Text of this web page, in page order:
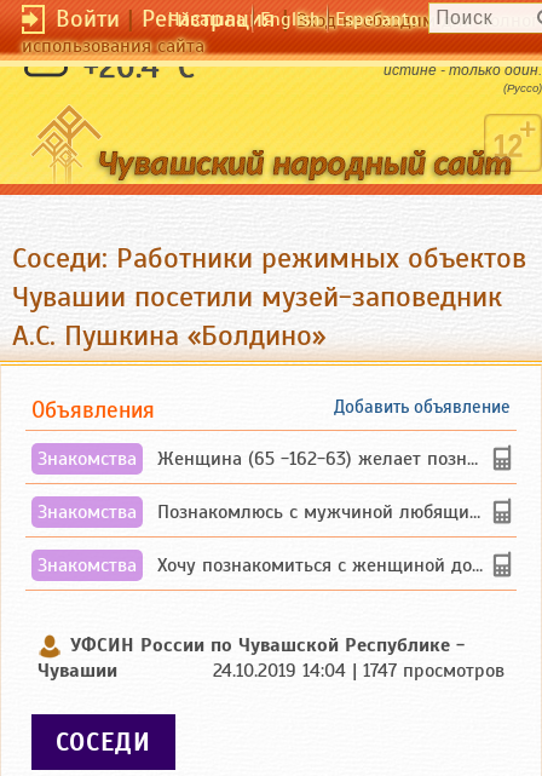
Войти|Регистрация|Вход необходим для
использования сайта
Чӑвашла English Esperanto
+20.4 °C
Тысячи путей ведут к заблуждению; к
истине - только один.
(Руссо)
Соседи: Работники режимных объектов
Чувашии посетили музей-заповедник
А.С. Пушкина «Болдино»
Добавить объявление
Объявления
Знакомства Женщина (65 -162-63) желает познакомиться с одиноким, добродушным, без вредных ...
Знакомства Познакомлюсь с мужчиной любящим танцевать и петь на родном чувашском языке
Знакомства Хочу познакомиться с женщиной до 55 лет чувашской или русской национальности дл...
УФСИН России по Чувашской Республике -
Чувашии
24.10.2019 14:04 | 1747 просмотров
СОСЕДИ